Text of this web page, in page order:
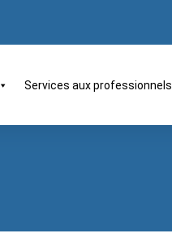
Services aux professionnels